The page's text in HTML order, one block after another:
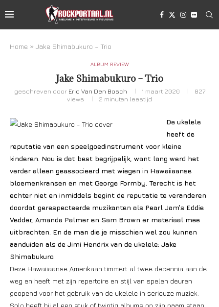
Home » Jake Shimabukuro – Trio
ALBUM REVIEW
Jake Shimabukuro – Trio
geschreven door Eric Van Den Bosch 1 maart 2020
827
views
2 minuten leestijd
De ukelele
heeft de
reputatie van een speelgoedinstrument voor kleine
kinderen. Nou is dat best begrijpelijk, want lang werd het
verder alleen geassocieerd met wiegen in Hawaiiaanse
bloemenkransen en met George Formby. Terecht is het
echter niet en inmiddels begint de reputatie te veranderen
doordat gerespecteerde muzikanten als Pearl Jam’s Eddie
Vedder, Amanda Palmer en Sam Brown er materiaal mee
uitbrachten. En de man die je misschien wel zou kunnen
aanduiden als de Jimi Hendrix van de ukelele: Jake
Shimabukuro.
Deze Hawaiiaanse Amerikaan timmert al twee decennia aan de
weg en heeft met zijn repertoire en stijl van spelen deuren
geopend voor het gebruik van de ukelele in serieuze muziek.
Solo heeft hij al een stuk of twintig albums op zijn naam staan,